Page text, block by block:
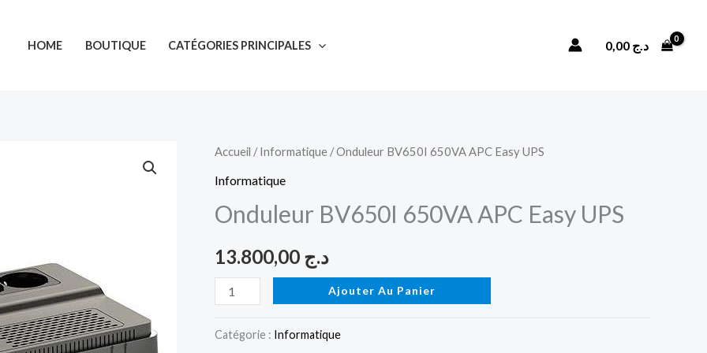
HOME BOUTIQUE CATÉGORIES PRINCIPALES Rechercher د.ج 0,00
Accueil /Informatique / Onduleur BV650I 650VA APC Easy UPS
Informatique
Onduleur BV650I 650VA APC Easy UPS
د.ج
quantité
de
BV650I
APC
Easy
Ajouter Au Panier
Catégorie : Informatique